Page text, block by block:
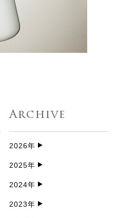
Archive
2026年
2025年
2024年
2023年